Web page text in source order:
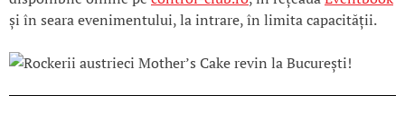
și în seara evenimentului, la intrare, în limita capacității.